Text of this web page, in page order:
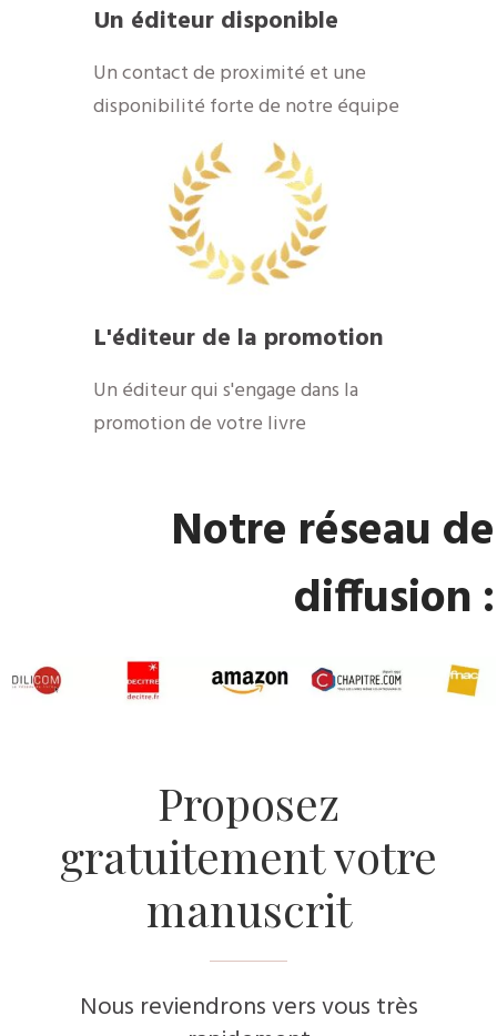
Un éditeur disponible
​Un contact de proximité et une
disponibilité forte de notre équipe
​L'éditeur de la promotion
​Un éditeur qui s'engage dans la
promotion de votre livre
​Notre réseau de
diffusion :
​Proposez
gratuitement votre
manuscrit
Nous reviendrons vers vous très